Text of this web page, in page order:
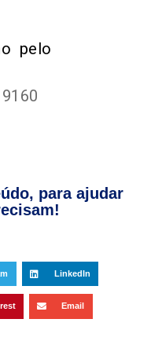
pelo
para ajudar
LinkedIn
Email